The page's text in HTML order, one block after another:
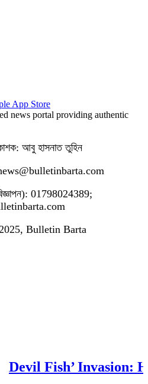
news portal providing authentic
আবু হাসনাত তুহিন
01798024389;
Bulletin Barta
Fish’ Invasion: